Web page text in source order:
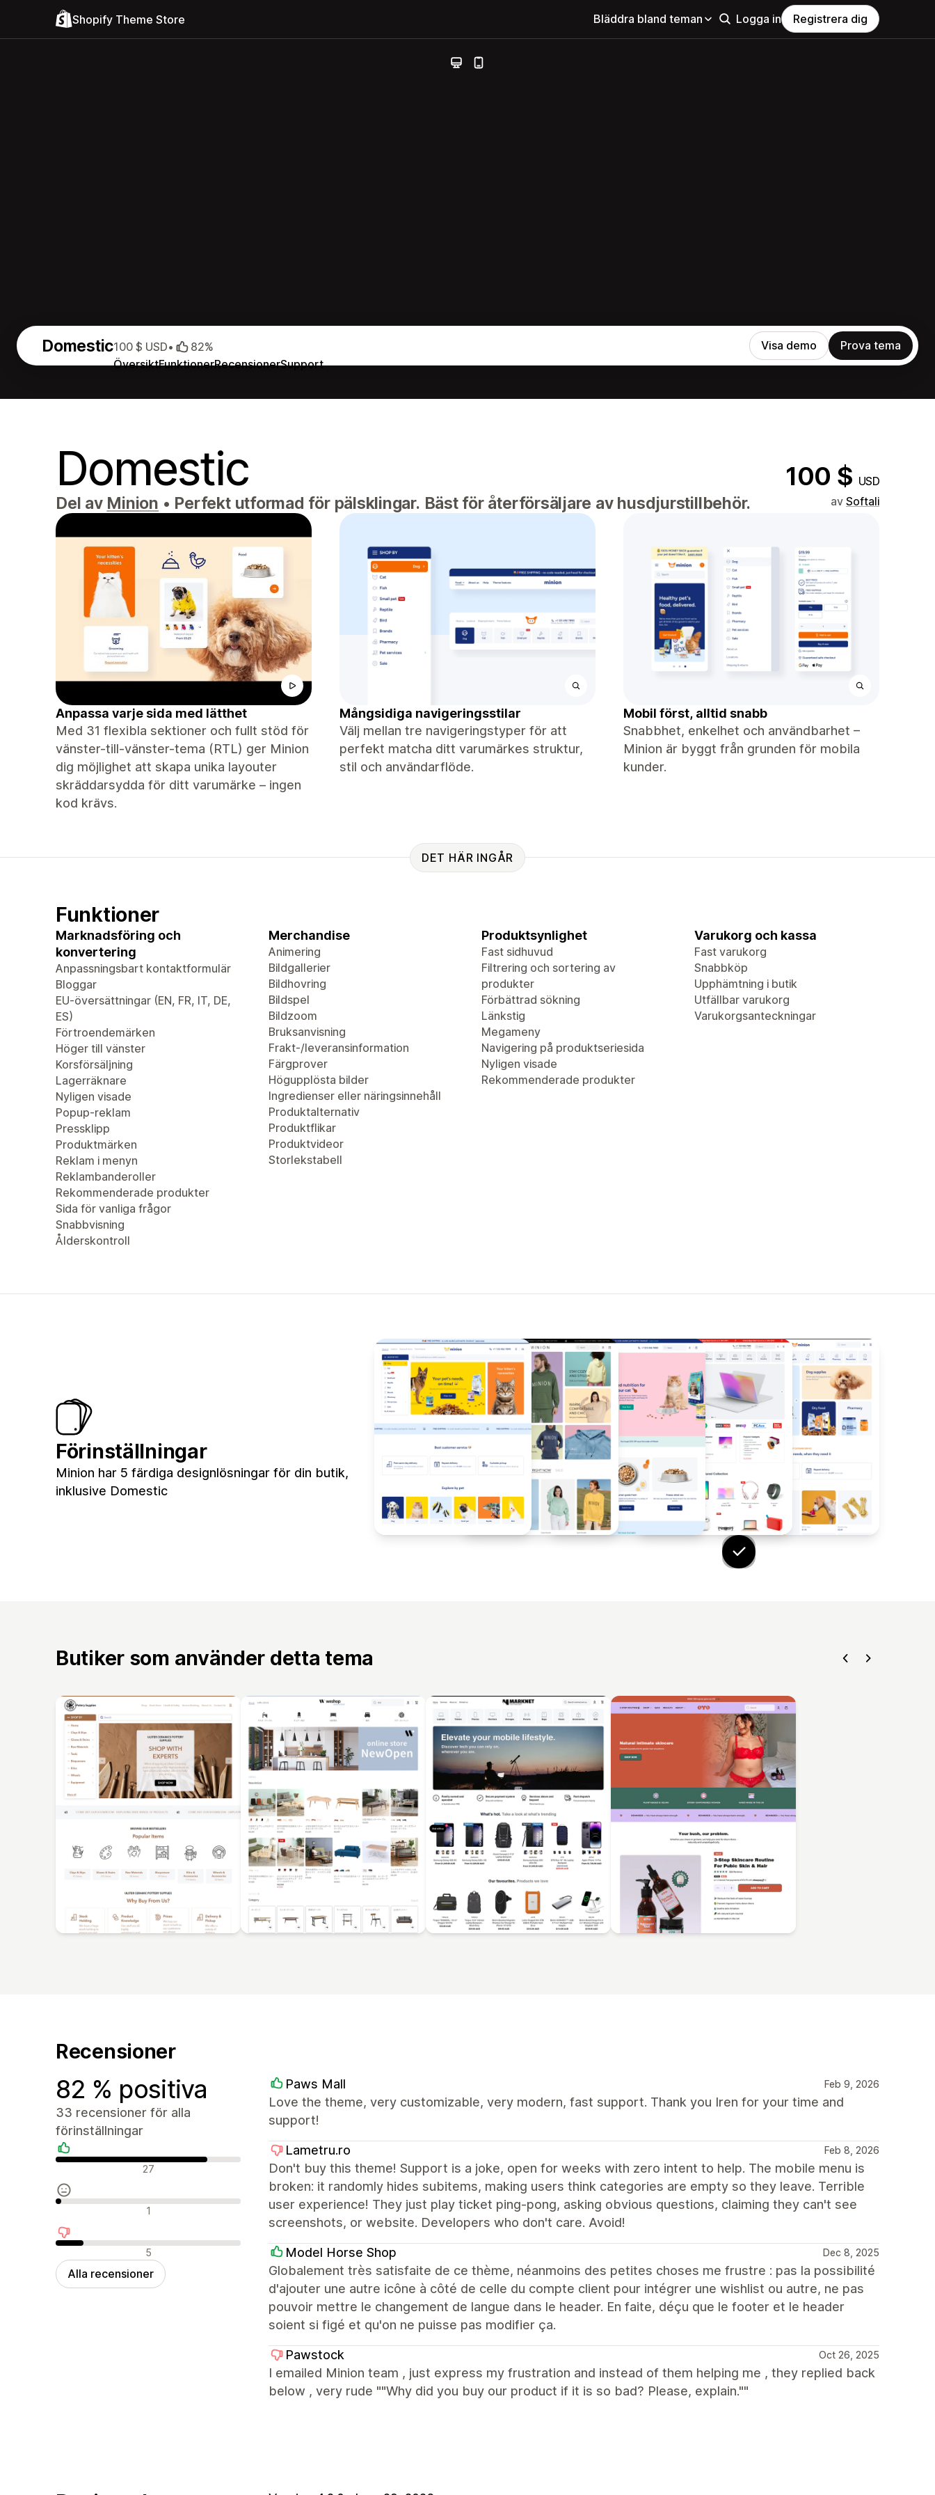
Shopify Theme Store Bläddra bland teman Logga in Registrera dig
Domestic
ÖversiktFunktionerRecensionerSupport
100 $ USD• 82% Visa demo Prova tema
Domestic 100 $ USD
Del av Minion • Perfekt utformad för pälsklingar. Bäst för återförsäljare av husdjurstillbehör. av Softali
Anpassa varje sida med lätthet
Med 31 flexibla sektioner och fullt stöd för
vänster-till-vänster-tema (RTL) ger Minion
dig möjlighet att skapa unika layouter
skräddarsydda för ditt varumärke – ingen
kod krävs.
Mångsidiga navigeringsstilar
Välj mellan tre navigeringstyper för att
perfekt matcha ditt varumärkes struktur,
stil och användarflöde.
Mobil först, alltid snabb
Snabbhet, enkelhet och användbarhet –
Minion är byggt från grunden för mobila
kunder.
DET HÄR INGÅR
Funktioner
Marknadsföring och
konvertering
Anpassningsbart kontaktformulär
Bloggar
EU-översättningar (EN, FR, IT, DE,
ES)
Förtroendemärken
Höger till vänster
Korsförsäljning
Lagerräknare
Nyligen visade
Popup-reklam
Pressklipp
Produktmärken
Reklam i menyn
Reklambanderoller
Rekommenderade produkter
Sida för vanliga frågor
Snabbvisning
Ålderskontroll
Merchandise
Animering
Bildgallerier
Bildhovring
Bildspel
Bildzoom
Bruksanvisning
Frakt-/leveransinformation
Färgprover
Högupplösta bilder
Ingredienser eller näringsinnehåll
Produktalternativ
Produktflikar
Produktvideor
Storlekstabell
Produktsynlighet
Fast sidhuvud
Filtrering och sortering av
produkter
Förbättrad sökning
Länkstig
Megameny
Navigering på produktseriesida
Nyligen visade
Rekommenderade produkter
Varukorg och kassa
Fast varukorg
Snabbköp
Upphämtning i butik
Utfällbar varukorg
Varukorgsanteckningar
Förinställningar
Minion har 5 färdiga designlösningar för din butik,
inklusive Domestic
Butiker som använder detta tema
Recensioner
82 % positiva
33 recensioner för alla
förinställningar
Positiva recensioner
27
Neutrala recensioner
1
Negativa recensioner
5
Alla recensioner
Paws Mall Feb 9, 2026
Love the theme, very customizable, very modern, fast support. Thank you Iren for your time and
support!
Lametru.ro Feb 8, 2026
Don't buy this theme! Support is a joke, open for weeks with zero intent to help. The mobile menu is
broken: it randomly hides subitems, making users think categories are empty so they leave. Terrible
user experience! They just play ticket ping-pong, asking obvious questions, claiming they can't see
screenshots, or website. Developers who don't care. Avoid!
Model Horse Shop Dec 8, 2025
Globalement très satisfaite de ce thème, néanmoins des petites choses me frustre : pas la possibilité
d'ajouter une autre icône à côté de celle du compte client pour intégrer une wishlist ou autre, ne pas
pouvoir mettre le changement de langue dans le header. En faite, déçu que le footer et le header
soient si figé et qu'on ne puisse pas modifier ça.
Pawstock Oct 26, 2025
I emailed Minion team , just express my frustration and instead of them helping me , they replied back
below , very rude ""Why did you buy our product if it is so bad? Please, explain.""